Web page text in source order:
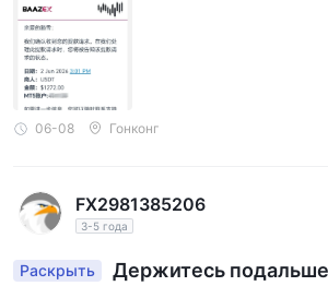
06-08 Гонконг
FX2981385206
3-5 года
Раскрыть
Держитесь подальше